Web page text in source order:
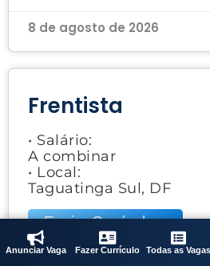
8 de agosto de 2026
Frentista
• Salário:
A combinar
• Local:
Taguatinga Sul, DF
Enviar Currículo »
Anunciar Vaga Fazer Currículo Todas as Vagas